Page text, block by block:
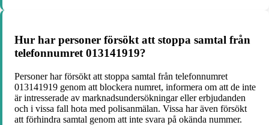
Hur har personer försökt att stoppa samtal från
telefonnumret 013141919?
Personer har försökt att stoppa samtal från telefonnumret
013141919 genom att blockera numret, informera om att de inte
är intresserade av marknadsundersökningar eller erbjudanden
och i vissa fall hota med polisanmälan. Vissa har även försökt
att förhindra samtal genom att inte svara på okända nummer.